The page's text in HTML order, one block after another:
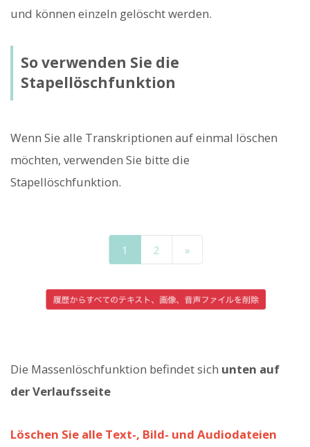
und können einzeln gelöscht werden.
So verwenden Sie die
Stapellöschfunktion
Wenn Sie alle Transkriptionen auf einmal löschen
möchten, verwenden Sie bitte die
Stapellöschfunktion.
Die Massenlöschfunktion befindet sich unten auf
der Verlaufsseite
Löschen Sie alle Text-, Bild- und Audiodateien